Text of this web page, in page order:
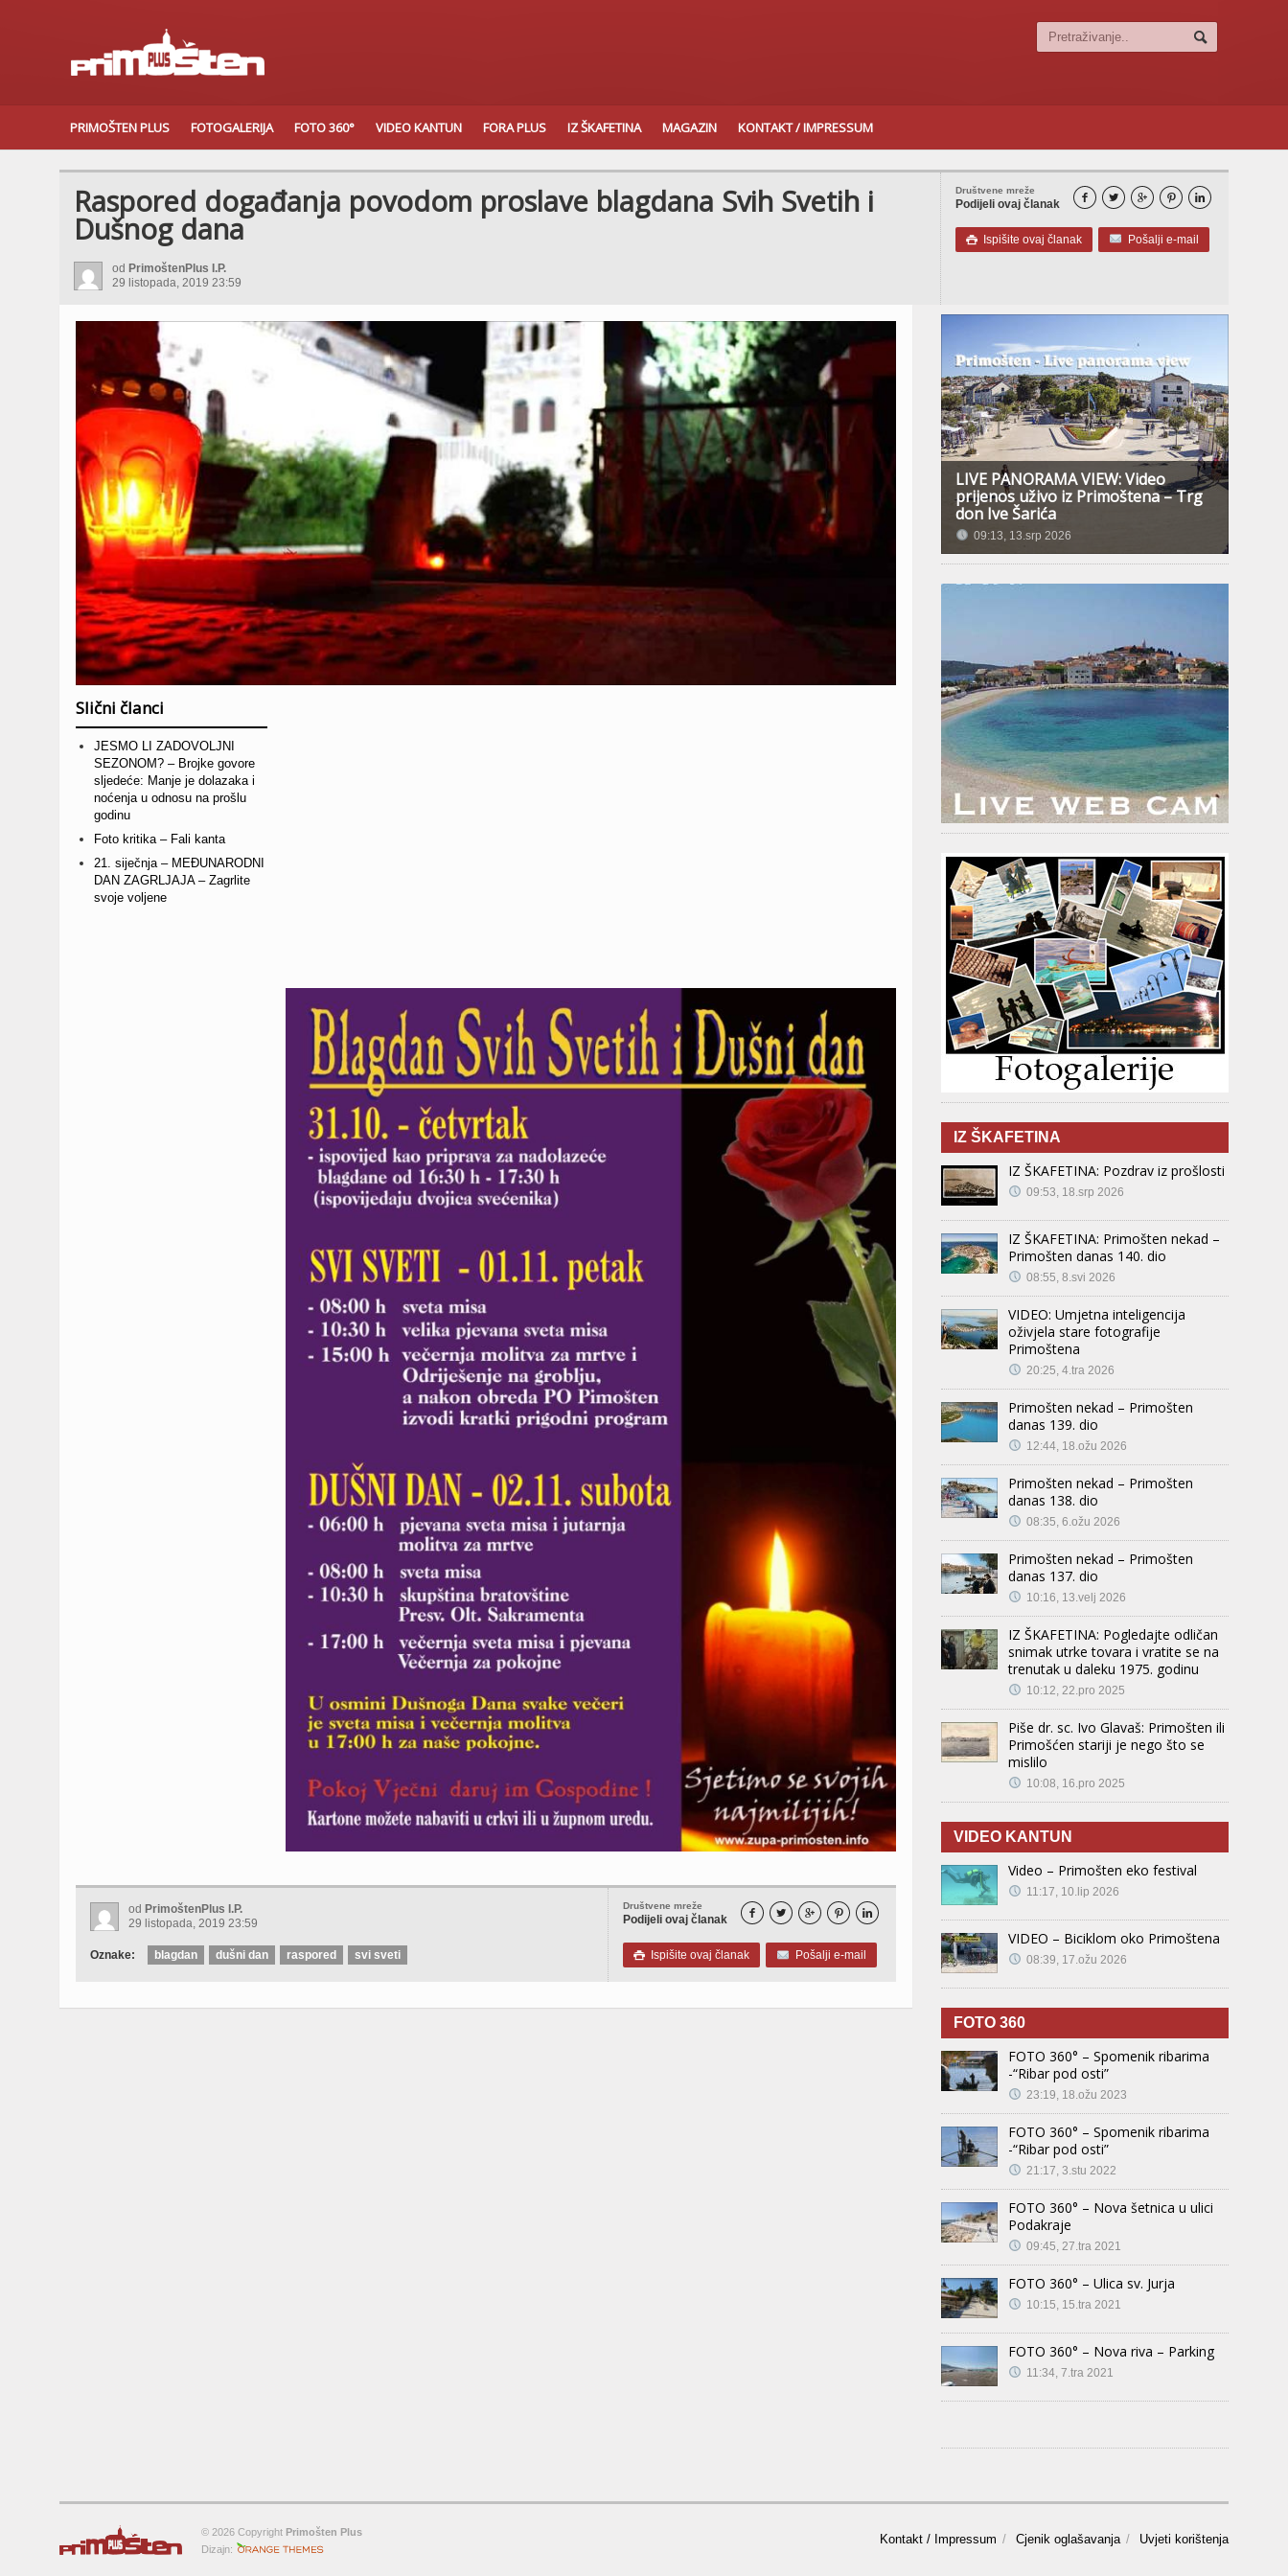
PRIMOŠTEN PLUS FOTOGALERIJA FOTO 360° VIDEO KANTUN FORA PLUS IZ ŠKAFETINA MAGAZIN KONTAKT / IMPRESSUM
Društvene mreže
Podijeli ovaj članak     
 Ispišite ovaj članak Pošalji e-mail
Raspored događanja povodom proslave blagdana Svih Svetih i
Dušnog dana
od PrimoštenPlus I.P.
29 listopada, 2019 23:59
Slični članci
JESMO LI ZADOVOLJNI
SEZONOM? – Brojke govore
sljedeće: Manje je dolazaka i
noćenja u odnosu na prošlu
godinu
Foto kritika – Fali kanta
21. siječnja – MEĐUNARODNI
DAN ZAGRLJAJA – Zagrlite
svoje voljene
Društvene mreže
Podijeli ovaj članak     
 Ispišite ovaj članak Pošalji e-mail
od PrimoštenPlus I.P.
29 listopada, 2019 23:59
Oznake: blagdan dušni dan raspored svi sveti
LIVE PANORAMA VIEW: Video
prijenos uživo iz Primoštena – Trg
don Ive Šarića
09:13, 13.srp 2026
IZ ŠKAFETINA
IZ ŠKAFETINA: Pozdrav iz prošlosti
09:53, 18.srp 2026
IZ ŠKAFETINA: Primošten nekad –
Primošten danas 140. dio
08:55, 8.svi 2026
VIDEO: Umjetna inteligencija
oživjela stare fotografije
Primoštena
20:25, 4.tra 2026
Primošten nekad – Primošten
danas 139. dio
12:44, 18.ožu 2026
Primošten nekad – Primošten
danas 138. dio
08:35, 6.ožu 2026
Primošten nekad – Primošten
danas 137. dio
10:16, 13.velj 2026
IZ ŠKAFETINA: Pogledajte odličan
snimak utrke tovara i vratite se na
trenutak u daleku 1975. godinu
10:12, 22.pro 2025
Piše dr. sc. Ivo Glavaš: Primošten ili
Primošćen stariji je nego što se
mislilo
10:08, 16.pro 2025
VIDEO KANTUN
Video – Primošten eko festival
11:17, 10.lip 2026
VIDEO – Biciklom oko Primoštena
08:39, 17.ožu 2026
FOTO 360
FOTO 360° – Spomenik ribarima
-“Ribar pod osti”
23:19, 18.ožu 2023
FOTO 360° – Spomenik ribarima
-“Ribar pod osti”
21:17, 3.stu 2022
FOTO 360° – Nova šetnica u ulici
Podakraje
09:45, 27.tra 2021
FOTO 360° – Ulica sv. Jurja
10:15, 15.tra 2021
FOTO 360° – Nova riva – Parking
11:34, 7.tra 2021
Kontakt / Impressum Cjenik oglašavanja Uvjeti korištenja
© 2026 Copyright Primošten Plus
Dizajn:
Orange-Themes.com